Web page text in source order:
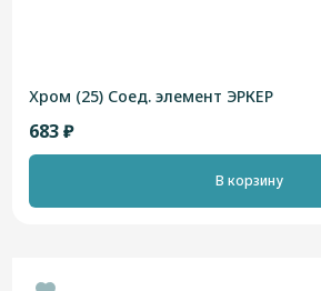
Хром (25) Соед. элемент ЭРКЕР
683 ₽
В корзину